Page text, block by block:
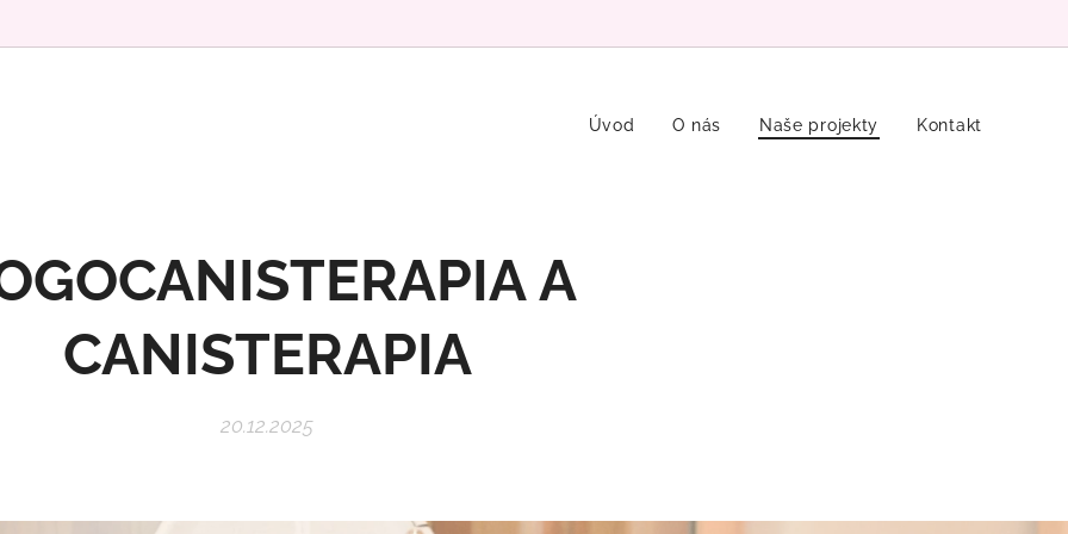
Úvod O nás Naše projekty Kontakt
A
CANISTERAPIA
20.12.2025